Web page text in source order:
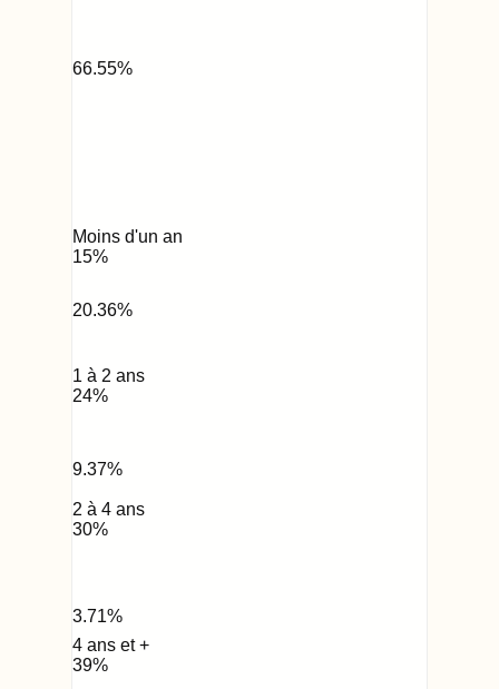
66.55%
Moins d'un an
15%
20.36%
1 à 2 ans
24%
9.37%
2 à 4 ans
30%
3.71%
4 ans et +
39%